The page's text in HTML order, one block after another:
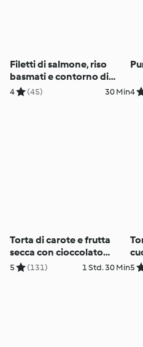
Filetti di salmone, riso
basmati e contorno di
cavolfiore
4 (45) 30 Min4
Torta di carote e frutta
secca con cioccolato
(vegan)
5 (131) 1 Std. 30 Min5